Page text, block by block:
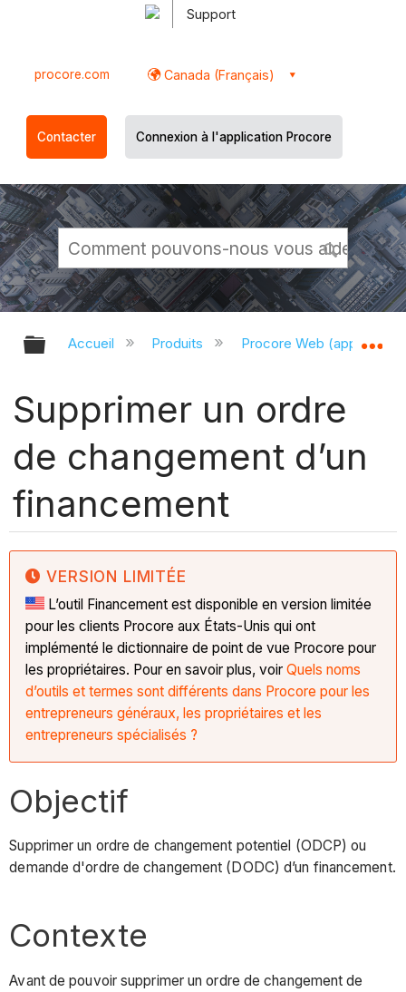
Support
procore.com Canada (Français)
Contacter Connexion à l'application Procore
Développer/réduire la hiérarchie
Accueil Produits Procore Web
Supprimer un ordre
de changement d’un
financement
VERSION LIMITÉE
L’outil Financement est disponible en version limitée
pour les clients Procore aux États-Unis qui ont
implémenté le dictionnaire de point de vue Procore pour
les propriétaires. Pour en savoir plus, voirQuels noms
d’outils et termes sont différents dans Procore pour les
entrepreneurs généraux, les propriétaires et les
entrepreneurs spécialisés ?
Objectif
Supprimer un ordre de changement potentiel (ODCP) ou
demande d'ordre de changement (DODC) d’un financement.
Contexte
Avant de pouvoir supprimer un ordre de changement de